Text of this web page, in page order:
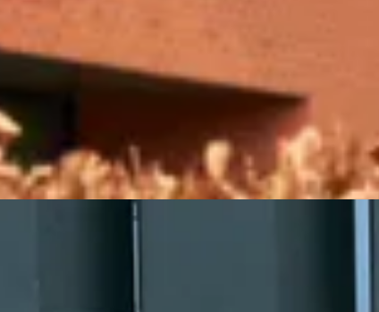
Ξεχωρίστε στον κλάδο σας
Η ζήτηση για φόρτιση ηλεκτρικών οχημάτων αυξάνεται
από τον ανταγωνισμό.